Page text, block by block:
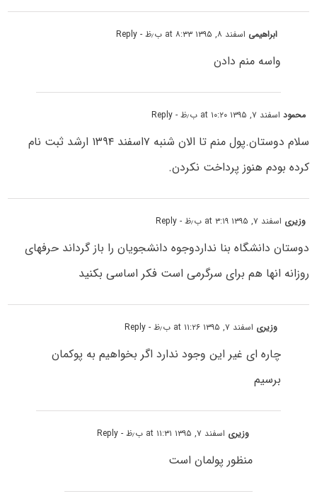
ابراهیمی اسفند ۸, ۱۳۹۵ at ۸:۳۳ ب٫ظ - Reply
واسه منم دادن
محموداسفند ۷, ۱۳۹۵ at ۱۰:۲۰ ب٫ظ - Reply
سلام دوستان.پول منم تا الان شنبه ۷اسفند ۱۳۹۴ ارشد ثبت نام
کرده بودم هنوز پرداخت نکردن.
وزیری اسفند ۷, ۱۳۹۵ at ۳:۱۹ ب٫ظ - Reply
دوستان دانشگاه بنا نداردوجوه دانشجویان را باز گرداند حرفهای
روزانه انها هم برای سرگرمی است فکر اساسی بکنید
وزیری اسفند ۷, ۱۳۹۵ at ۱۱:۲۶ ب٫ظ - Reply
چاره ای غیر این وجود ندارد اگر بخواهیم به پوکمان
برسیم
وزیری اسفند ۷, ۱۳۹۵ at ۱۱:۳۱ ب٫ظ - Reply
منظور پولمان است